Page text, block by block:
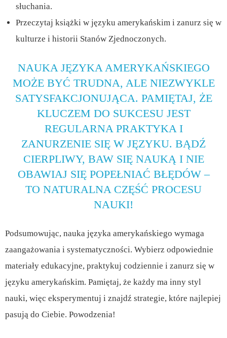
słuchania.
Przeczytaj książki w języku amerykańskim i zanurz się w
kulturze i historii Stanów Zjednoczonych.
NAUKA JĘZYKA AMERYKAŃSKIEGO
MOŻE BYĆ TRUDNA, ALE NIEZWYKLE
SATYSFAKCJONUJĄCA. PAMIĘTAJ, ŻE
KLUCZEM DO SUKCESU JEST
REGULARNA PRAKTYKA I
ZANURZENIE SIĘ W JĘZYKU. BĄDŹ
CIERPLIWY, BAW SIĘ NAUKĄ I NIE
OBAWIAJ SIĘ POPEŁNIAĆ BŁĘDÓW –
TO NATURALNA CZĘŚĆ PROCESU
NAUKI!
Podsumowując, nauka języka amerykańskiego wymaga
zaangażowania i systematyczności. Wybierz odpowiednie
materiały edukacyjne, praktykuj codziennie i zanurz się w
języku amerykańskim. Pamiętaj, że każdy ma inny styl
nauki, więc eksperymentuj i znajdź strategie, które najlepiej
pasują do Ciebie. Powodzenia!